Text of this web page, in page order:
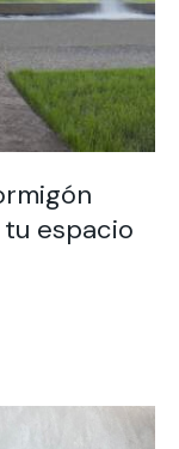
espacio